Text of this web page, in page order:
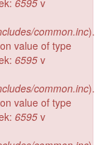
6595 v
common.inc).
value of type
6595 v
common.inc).
value of type
6595 v